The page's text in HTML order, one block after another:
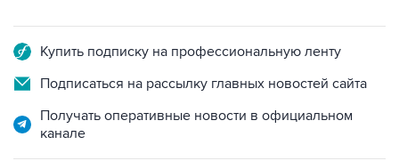
Купить подписку на профессиональную ленту
Подписаться на рассылку главных новостей сайта
Получать оперативные новости в официальном
канале